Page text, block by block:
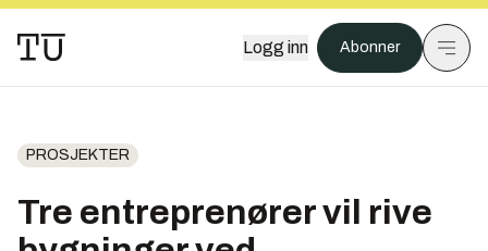
Logg inn Abonner
PROSJEKTER
Tre entreprenører vil rive